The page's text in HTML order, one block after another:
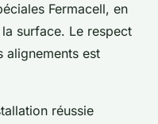
Fermacell, en
surface. Le respect
alignements est
réussie